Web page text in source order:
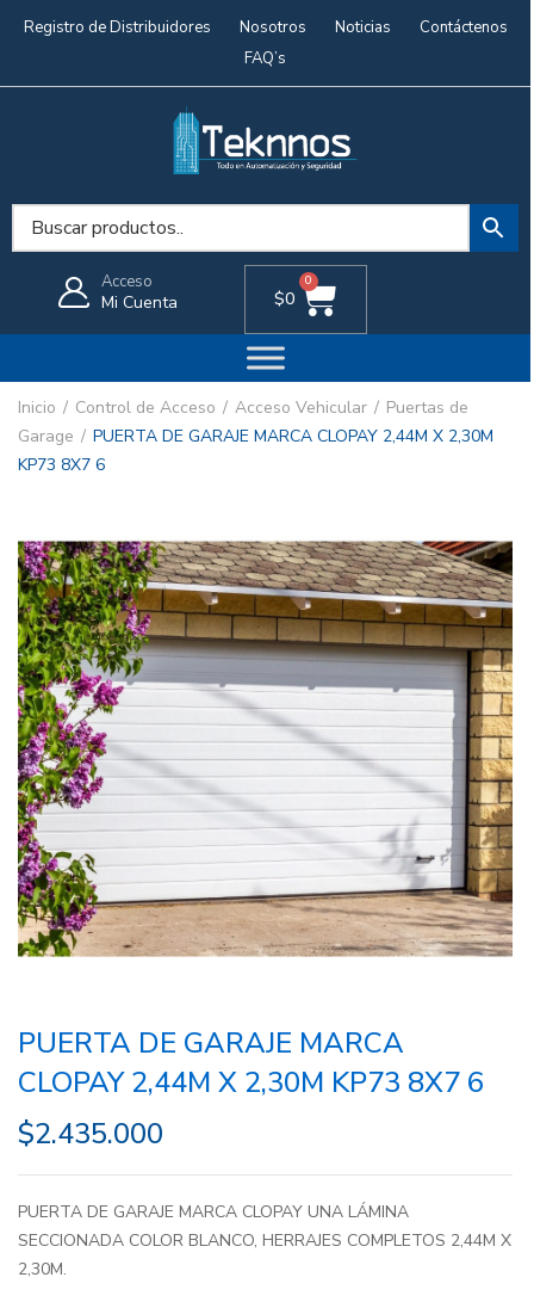
Registro de Distribuidores Nosotros Noticias
Contáctenos
FAQ’s
Acceso
Mi Cuenta $0
0
Inicio Control de Acceso Acceso Vehicular
Puertas de
Garage
PUERTA DE GARAJE MARCA CLOPAY 2,44M X 2,30M
KP73 8X7 6
PUERTA DE GARAJE MARCA
CLOPAY 2,44M X 2,30M KP73 8X7 6
$2.435.000
PUERTA DE GARAJE MARCA CLOPAY UNA LÁMINA
SECCIONADA COLOR BLANCO, HERRAJES COMPLETOS 2,44M X
2,30M.